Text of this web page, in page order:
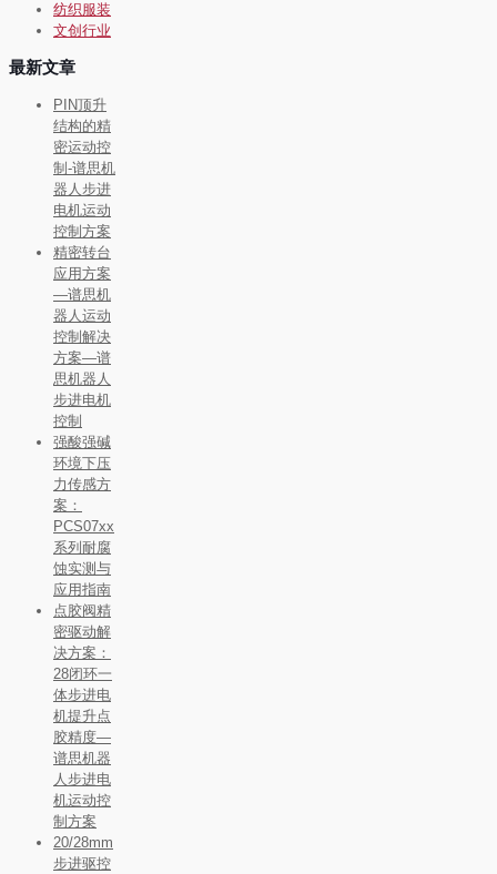
纺织服装
文创行业
最新文章
PIN顶升
结构的精
密运动控
制-谱思机
器人步进
电机运动
控制方案
精密转台
应用方案
—谱思机
器人运动
控制解决
方案—谱
思机器人
步进电机
控制
强酸强碱
环境下压
力传感方
案：
PCS07xx
系列耐腐
蚀实测与
应用指南
点胶阀精
密驱动解
决方案：
28闭环一
体步进电
机提升点
胶精度—
谱思机器
人步进电
机运动控
制方案
20/28mm
步进驱控